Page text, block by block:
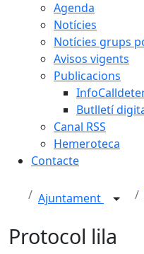
Agenda
Notícies
Notícies grups
Avisos vigents
Publicacions
Butlletí
Canal RSS
Hemeroteca
Contacte
Ajuntament
Protocol lila